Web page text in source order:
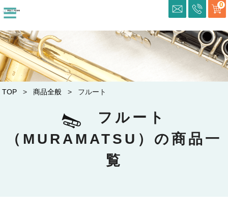
0
≡
TOP >商品全般 > フルート
フルート
（MURAMATSU）の商品一
覧